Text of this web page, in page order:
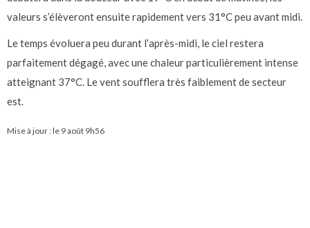
valeurs s’élèveront ensuite rapidement vers 31°C peu avant midi.
Le temps évoluera peu durant l’après-midi, le ciel restera
parfaitement dégagé, avec une chaleur particulièrement intense
atteignant 37°C. Le vent soufflera très faiblement de secteur
est.
Mise à jour : le 9 août 9h56